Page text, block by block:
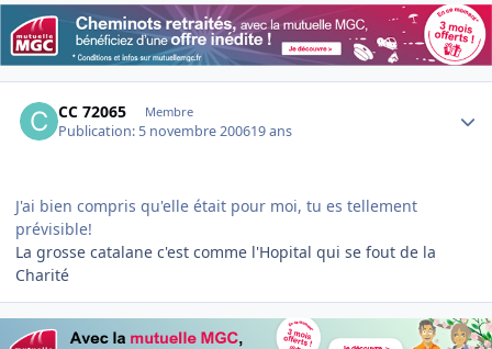
CC 72065 Membre
Publication: 5 novembre 200619 ans
J'ai bien compris qu'elle était pour moi, tu es tellement
prévisible!
La grosse catalane c'est comme l'Hopital qui se fout de la
Charité